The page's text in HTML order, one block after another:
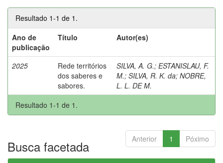
Resultado 1-1 de 1.
Ano de
publicação
Título Autor(es)
2025
Rede territórios
dos saberes e
sabores.
SILVA, A. G.; ESTANISLAU, F.
M.; SILVA, R. K. da; NOBRE,
L. L. DE M.
Resultado 1-1 de 1.
Anterior 1 Póximo
Busca facetada